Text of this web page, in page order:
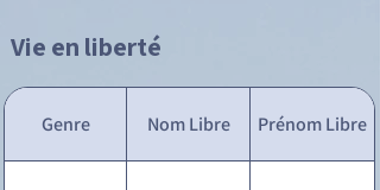
Vie en liberté
Genre Nom Libre Prénom Libre